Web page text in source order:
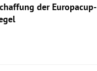
der Europacup-